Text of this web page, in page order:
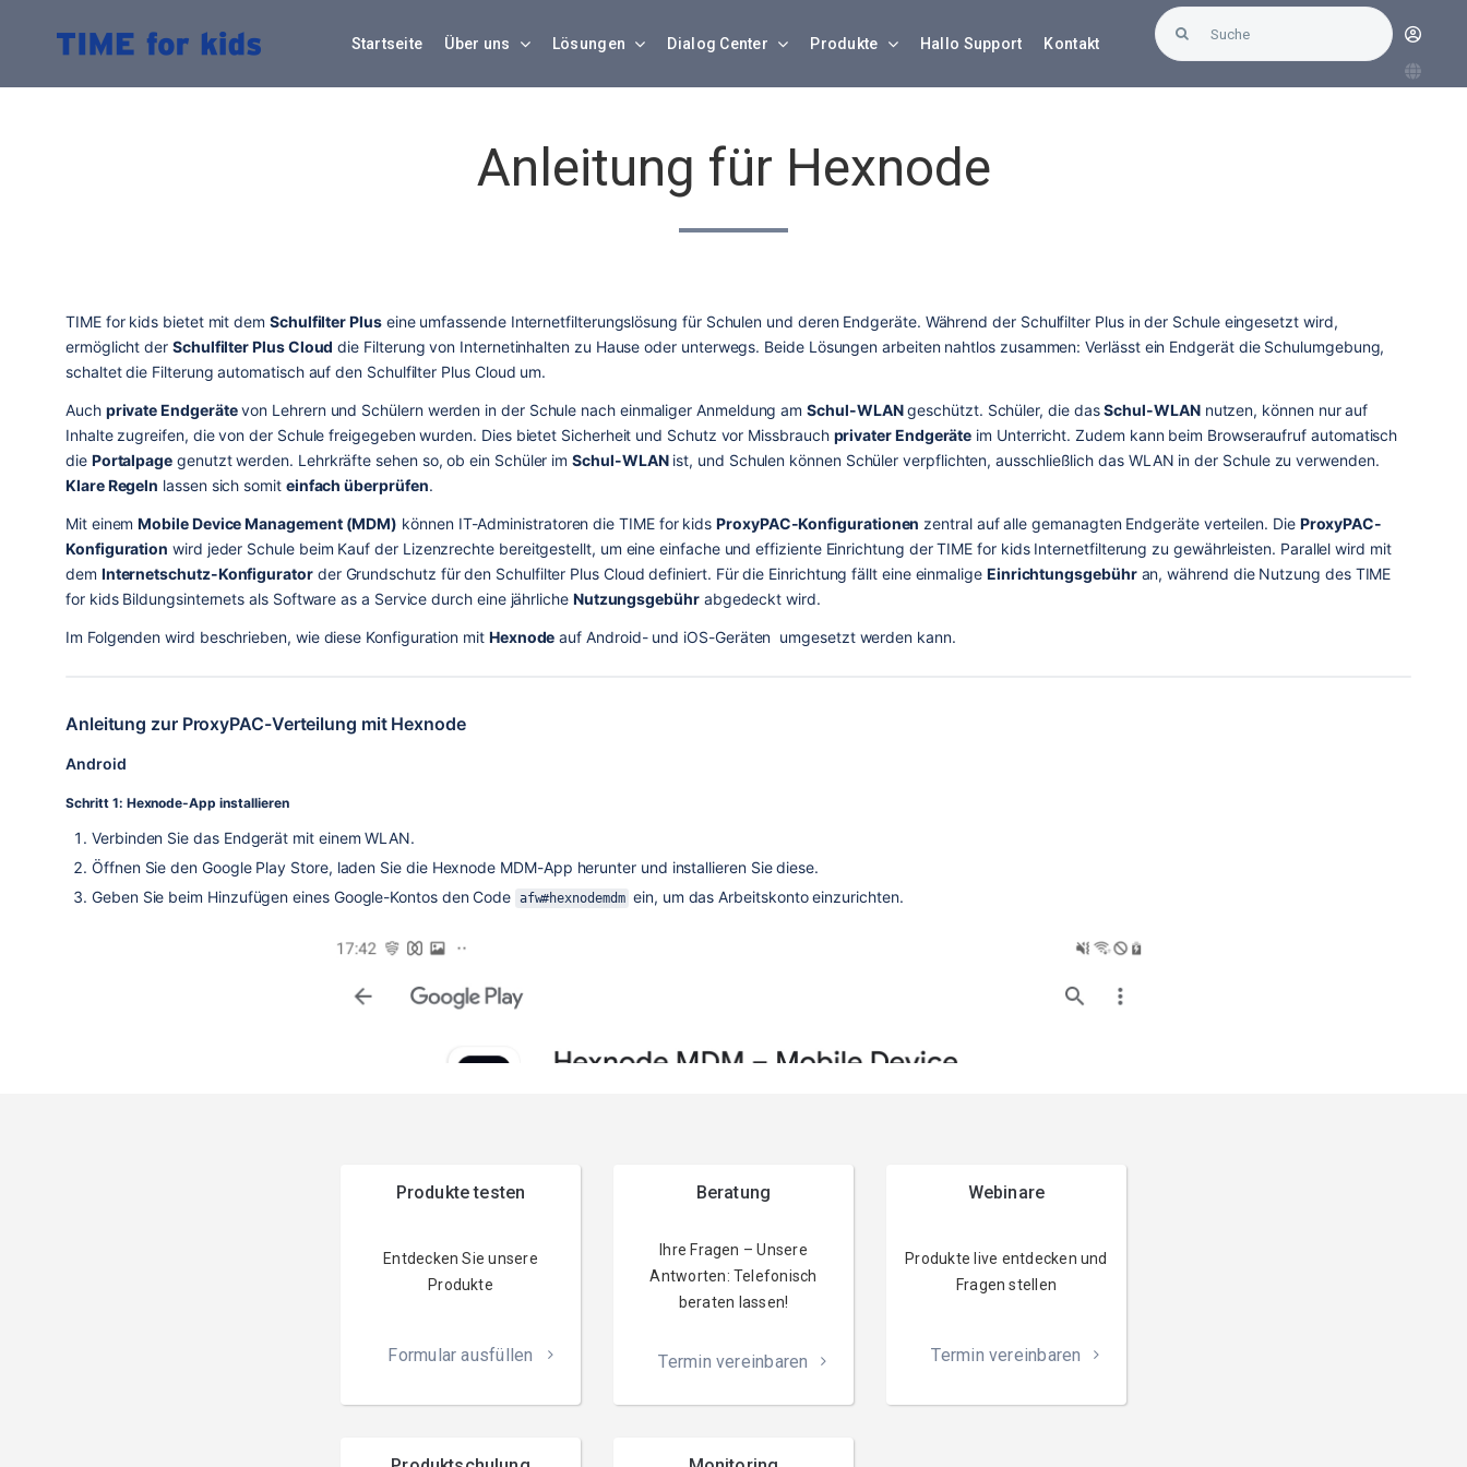
Startseite Über uns Lösungen Dialog Center Produkte Hallo Support Kontakt
Suche
nach:
Anleitung für Hexnode
Produkte testen
Entdecken Sie unsere
Produkte
Formular ausfüllen
Beratung
Ihre Fragen – Unsere
Antworten: Telefonisch
beraten lassen!
Termin vereinbaren
Webinare
Produkte live entdecken und
Fragen stellen
Termin vereinbaren